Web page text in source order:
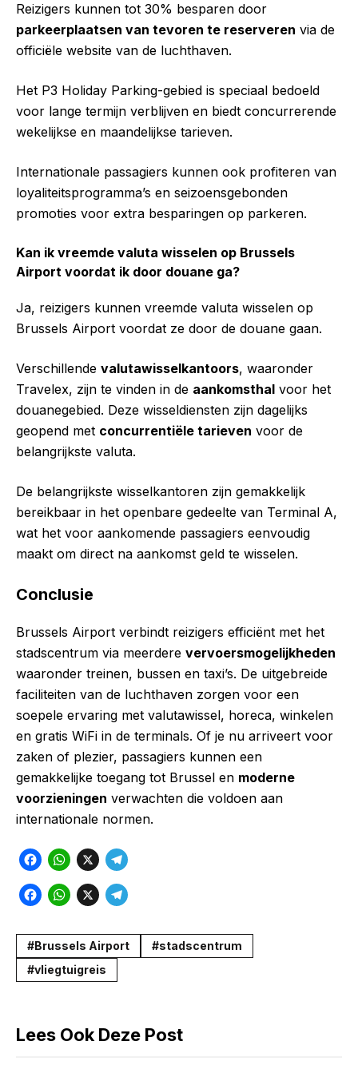
Reizigers kunnen tot 30% besparen door
parkeerplaatsen van tevoren te reserveren via de
officiële website van de luchthaven.
Het P3 Holiday Parking-gebied is speciaal bedoeld
voor lange termijn verblijven en biedt concurrerende
wekelijkse en maandelijkse tarieven.
Internationale passagiers kunnen ook profiteren van
loyaliteitsprogramma’s en seizoensgebonden
promoties voor extra besparingen op parkeren.
Kan ik vreemde valuta wisselen op Brussels
Airport voordat ik door douane ga?
Ja, reizigers kunnen vreemde valuta wisselen op
Brussels Airport voordat ze door de douane gaan.
Verschillende valutawisselkantoors, waaronder
Travelex, zijn te vinden in de aankomsthal voor het
douanegebied. Deze wisseldiensten zijn dagelijks
geopend met concurrentiële tarieven voor de
belangrijkste valuta.
De belangrijkste wisselkantoren zijn gemakkelijk
bereikbaar in het openbare gedeelte van Terminal A,
wat het voor aankomende passagiers eenvoudig
maakt om direct na aankomst geld te wisselen.
Conclusie
Brussels Airport verbindt reizigers efficiënt met het
stadscentrum via meerdere vervoersmogelijkheden
waaronder treinen, bussen en taxi’s. De uitgebreide
faciliteiten van de luchthaven zorgen voor een
soepele ervaring met valutawissel, horeca, winkelen
en gratis WiFi in de terminals. Of je nu arriveert voor
zaken of plezier, passagiers kunnen een
gemakkelijke toegang tot Brussel en moderne
voorzieningen verwachten die voldoen aan
internationale normen.
F
a
c
e
b
o
W
h
a
t
s
A
X
T
e
l
e
g
F
c
e
o
W
a
t
p
X
T
l
a
Brussels Airport
stadscentrum
vliegtuigreis
Lees Ook Deze Post